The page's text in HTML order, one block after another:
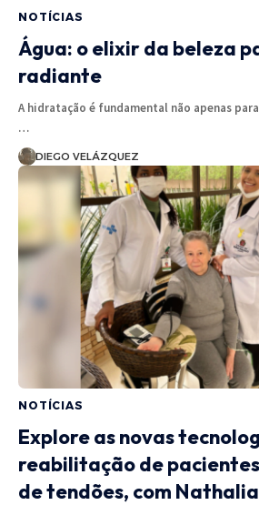
NOTÍCIAS
Água: o elixir da beleza
radiante
A hidratação é fundamental não apenas
…
DIEGO VELÁZQUEZ
NOTÍCIAS
Explore as novas
reabilitação de
de tendões, com